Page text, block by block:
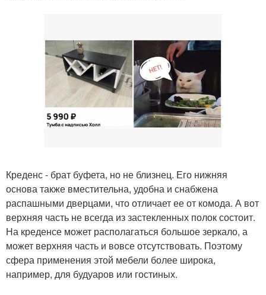
Креденс - брат буфета, но не близнец. Его нижняя
основа также вместительна, удобна и снабжена
распашными дверцами, что отличает ее от комода. А вот
верхняя часть не всегда из застекленных полок состоит.
На креденсе может располагаться большое зеркало, а
может верхняя часть и вовсе отсутствовать. Поэтому
сфера применения этой мебели более широка,
например, для будуаров или гостиных.